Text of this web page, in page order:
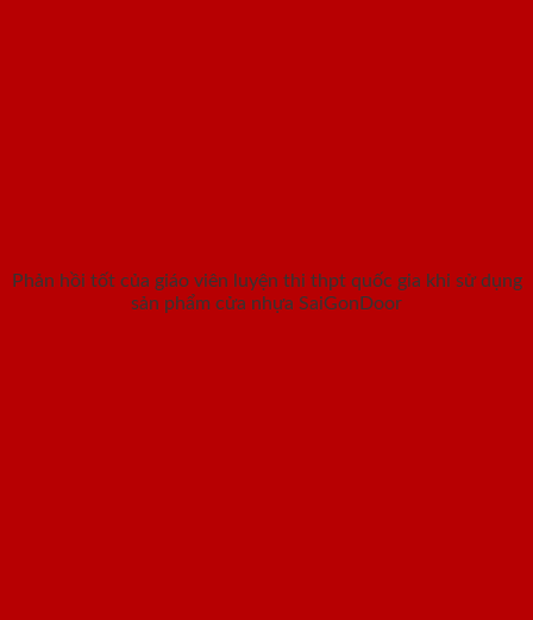
Phản hồi tốt của giáo viên luyện thi thpt quốc gia khi sử dụng
sản phẩm cửa nhựa SaiGonDoor